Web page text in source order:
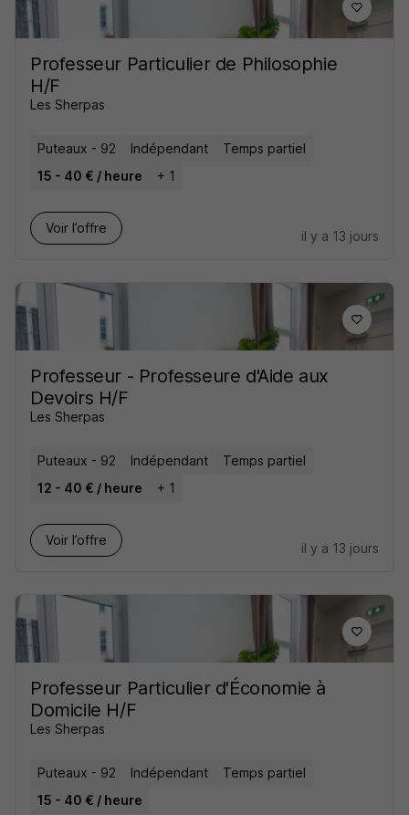
Professeur Particulier de Philosophie
H/F
Les Sherpas
Puteaux - 92 Indépendant
Temps partiel
15 - 40 € / heure
+ 1
Voir l’offre
il y a 13 jours
Professeur - Professeure d'Aide aux
Devoirs H/F
Les Sherpas
Puteaux - 92 Indépendant
Temps partiel
12 - 40 € / heure
+ 1
Voir l’offre
il y a 13 jours
Professeur Particulier d'Économie à
Domicile H/F
Les Sherpas
Puteaux - 92 Indépendant
Temps partiel
15 - 40 € / heure